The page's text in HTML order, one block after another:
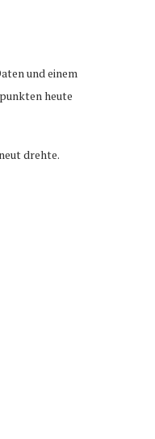
und einem
heute
drehte.